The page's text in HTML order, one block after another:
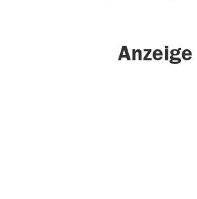
Anzeige